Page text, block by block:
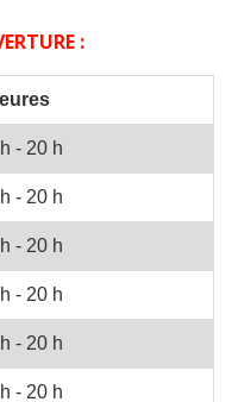
:
- 20 h
- 20 h
- 20 h
- 20 h
- 20 h
- 20 h